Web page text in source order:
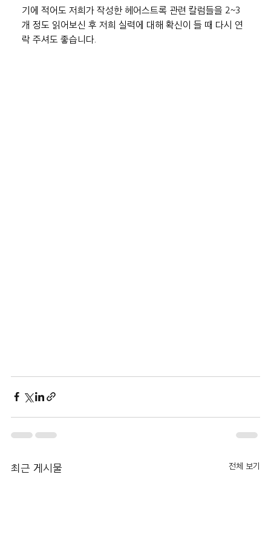
기에 적어도 저희가 작성한 헤어스트록 관련 칼럼들을 2~3
개 정도 읽어보신 후 저희 실력에 대해 확신이 들 때 다시 연
락 주셔도 좋습니다.
최근 게시물 전체 보기